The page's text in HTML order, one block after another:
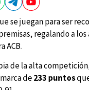
se juegan para ser
regalando a
ACB.
de la alta
de233 puntos